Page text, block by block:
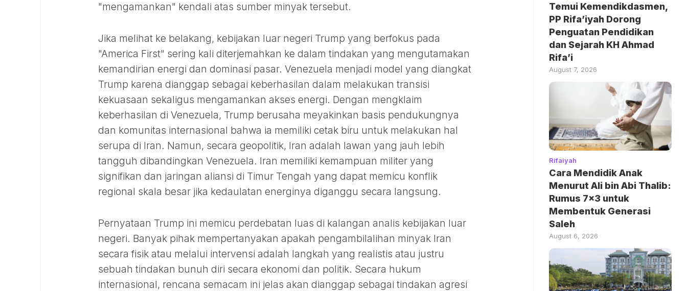
"mengamankan" kendali atas sumber minyak tersebut.
Jika melihat ke belakang, kebijakan luar negeri Trump yang berfokus pada
"America First" sering kali diterjemahkan ke dalam tindakan yang mengutamakan
kemandirian energi dan dominasi pasar. Venezuela menjadi model yang diangkat
Trump karena dianggap sebagai keberhasilan dalam melakukan transisi
kekuasaan sekaligus mengamankan akses energi. Dengan mengklaim
keberhasilan di Venezuela, Trump berusaha meyakinkan basis pendukungnya
dan komunitas internasional bahwa ia memiliki cetak biru untuk melakukan hal
serupa di Iran. Namun, secara geopolitik, Iran adalah lawan yang jauh lebih
tangguh dibandingkan Venezuela. Iran memiliki kemampuan militer yang
signifikan dan jaringan aliansi di Timur Tengah yang dapat memicu konflik
regional skala besar jika kedaulatan energinya diganggu secara langsung.
Pernyataan Trump ini memicu perdebatan luas di kalangan analis kebijakan luar
negeri. Banyak pihak mempertanyakan apakah pengambilalihan minyak Iran
secara fisik atau melalui intervensi adalah langkah yang realistis atau justru
sebuah tindakan bunuh diri secara ekonomi dan politik. Secara hukum
internasional, rencana semacam ini jelas akan dianggap sebagai tindakan agresi
Temui Kemendikdasmen,
PP Rifa’iyah Dorong
Penguatan Pendidikan
dan Sejarah KH Ahmad
Rifa’i
August 7, 2026
Rifaiyah
Cara Mendidik Anak
Menurut Ali bin Abi Thalib:
Rumus 7×3 untuk
Membentuk Generasi
Saleh
August 6, 2026